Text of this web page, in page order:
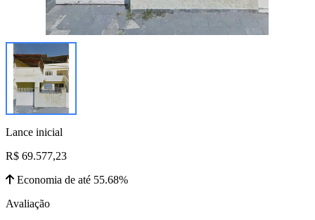
Lance inicial
R$ 69.577,23
Economia de até 55.68%
Avaliação